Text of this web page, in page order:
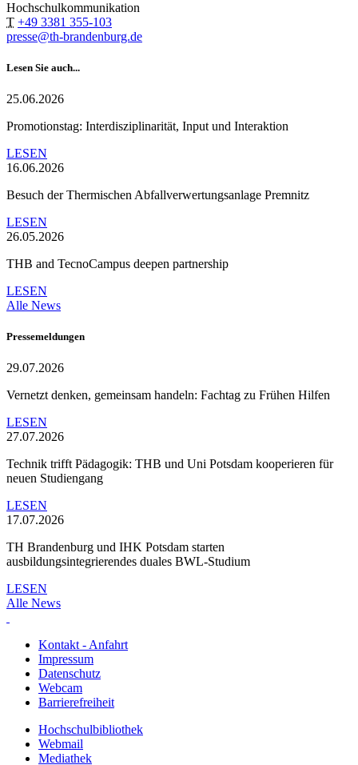
Hochschulkommunikation
T +49 3381 355-103
presse@th-brandenburg.de
Lesen Sie auch...
25.06.2026
Promotionstag: Interdisziplinarität, Input und Interaktion
LESEN
16.06.2026
Besuch der Thermischen Abfallverwertungsanlage Premnitz
LESEN
26.05.2026
THB and TecnoCampus deepen partnership
LESEN
Alle News
Pressemeldungen
29.07.2026
Vernetzt denken, gemeinsam handeln: Fachtag zu Frühen Hilfen
LESEN
27.07.2026
Technik trifft Pädagogik: THB und Uni Potsdam kooperieren für
neuen Studiengang
LESEN
17.07.2026
TH Brandenburg und IHK Potsdam starten
ausbildungsintegrierendes duales BWL-Studium
LESEN
Alle News
Kontakt - Anfahrt
Impressum
Datenschutz
Webcam
Barrierefreiheit
Hochschulbibliothek
Webmail
Mediathek